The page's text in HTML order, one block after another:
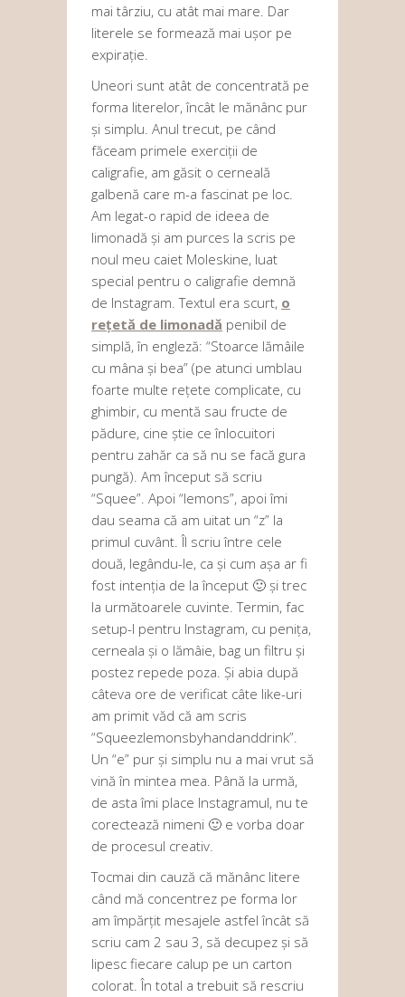
mai târziu, cu atât mai mare. Dar
literele se formează mai ușor pe
expirație.
Uneori sunt atât de concentrată pe
forma literelor, încât le mănânc pur
și simplu. Anul trecut, pe când
făceam primele exerciții de
caligrafie, am găsit o cerneală
galbenă care m-a fascinat pe loc.
Am legat-o rapid de ideea de
limonadă și am purces la scris pe
noul meu caiet Moleskine, luat
special pentru o caligrafie demnă
de Instagram. Textul era scurt, o
rețetă de limonadă penibil de
simplă, în engleză: “Stoarce lămâile
cu mâna și bea” (pe atunci umblau
foarte multe rețete complicate, cu
ghimbir, cu mentă sau fructe de
pădure, cine știe ce înlocuitori
pentru zahăr ca să nu se facă gura
pungă). Am început să scriu
“Squee”. Apoi “lemons”, apoi îmi
dau seama că am uitat un “z” la
primul cuvânt. Îl scriu între cele
două, legându-le, ca și cum așa ar fi
fost intenția de la început 🙂 și trec
la următoarele cuvinte. Termin, fac
setup-l pentru Instagram, cu penița,
cerneala și o lămâie, bag un filtru și
postez repede poza. Și abia după
câteva ore de verificat câte like-uri
am primit văd că am scris
“Squeezlemonsbyhandanddrink”.
Un “e” pur și simplu nu a mai vrut să
vină în mintea mea. Până la urmă,
de asta îmi place Instagramul, nu te
corectează nimeni 🙂 e vorba doar
de procesul creativ.
Tocmai din cauză că mănânc litere
când mă concentrez pe forma lor
am împărțit mesajele astfel încât să
scriu cam 2 sau 3, să decupez și să
lipesc fiecare calup pe un carton
colorat. În total a trebuit să rescriu